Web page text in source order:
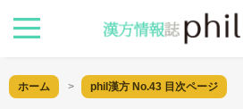
ホーム phil漢方 No.43 目次ページ